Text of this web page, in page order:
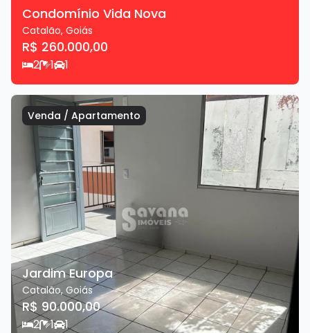
Condomínio Vida Nova
Catalão, Goiás
R$ 260.000,00
2 1 1
Venda / Apartamento
Jardim Europa
Catalão, Goiás
R$ 90.000,00
2 1 1